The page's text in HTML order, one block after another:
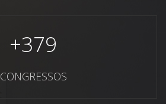
+379
CONGRESSOS